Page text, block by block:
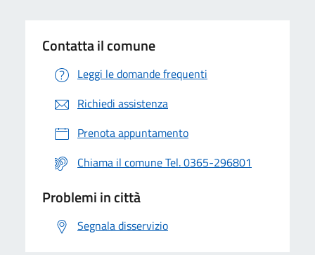
Contatta il comune
Leggi le domande frequenti
Richiedi assistenza
Prenota appuntamento
Chiama il comune Tel. 0365-296801
Problemi in città
Segnala disservizio